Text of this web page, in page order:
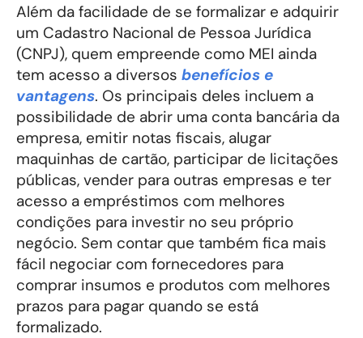
Além da facilidade de se formalizar e adquirir
um Cadastro Nacional de Pessoa Jurídica
(CNPJ), quem empreende como MEI ainda
tem acesso a diversos benefícios e
vantagens. Os principais deles incluem a
possibilidade de abrir uma conta bancária da
empresa, emitir notas fiscais, alugar
maquinhas de cartão, participar de licitações
públicas, vender para outras empresas e ter
acesso a empréstimos com melhores
condições para investir no seu próprio
negócio. Sem contar que também fica mais
fácil negociar com fornecedores para
comprar insumos e produtos com melhores
prazos para pagar quando se está
formalizado.